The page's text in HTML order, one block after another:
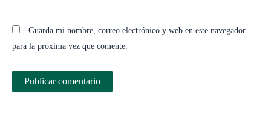
Guarda mi nombre, correo electrónico y web en este navegador
para la próxima vez que comente.